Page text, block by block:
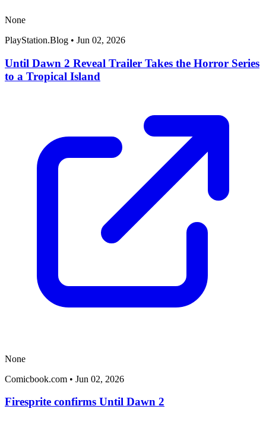
None
PlayStation.Blog • Jun 02, 2026
Until Dawn 2 Reveal Trailer Takes the Horror Series
to a Tropical Island
None
Comicbook.com • Jun 02, 2026
Firesprite confirms Until Dawn 2